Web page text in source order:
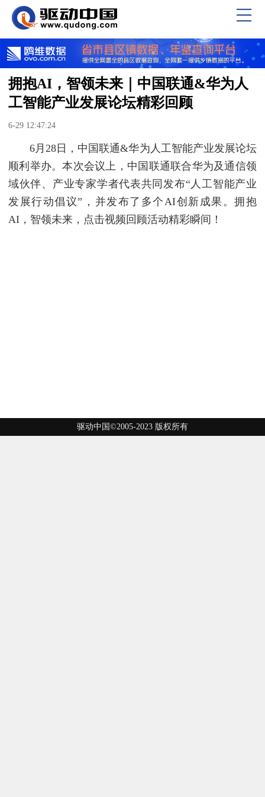
拥抱AI，智领未来｜中国联通&华为人
工智能产业发展论坛精彩回顾
6-29 12:47:24
6月28日，中国联通&华为人工智能产业发展论坛
顺利举办。本次会议上，中国联通联合华为及通信领
域伙伴、产业专家学者代表共同发布“人工智能产业
发展行动倡议”，并发布了多个AI创新成果。拥抱
AI，智领未来，点击视频回顾活动精彩瞬间！
驱动中国©2005-2023 版权所有